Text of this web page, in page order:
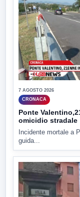
7 AGOSTO 2026
CRONACA
Ponte
omicidio stradale
Incidente mortale a
guida...